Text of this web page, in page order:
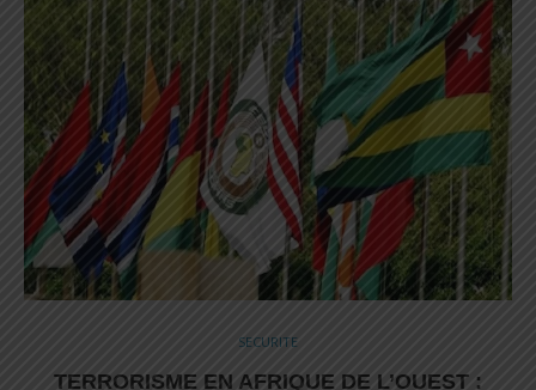
SECURITE
TERRORISME EN AFRIQUE DE L’OUEST :